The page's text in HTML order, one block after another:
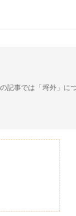
記事では「埒外」に